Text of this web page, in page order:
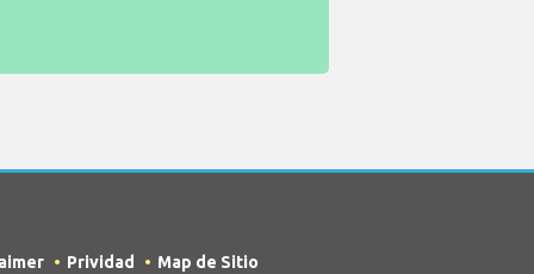
Prividad Map de Sitio